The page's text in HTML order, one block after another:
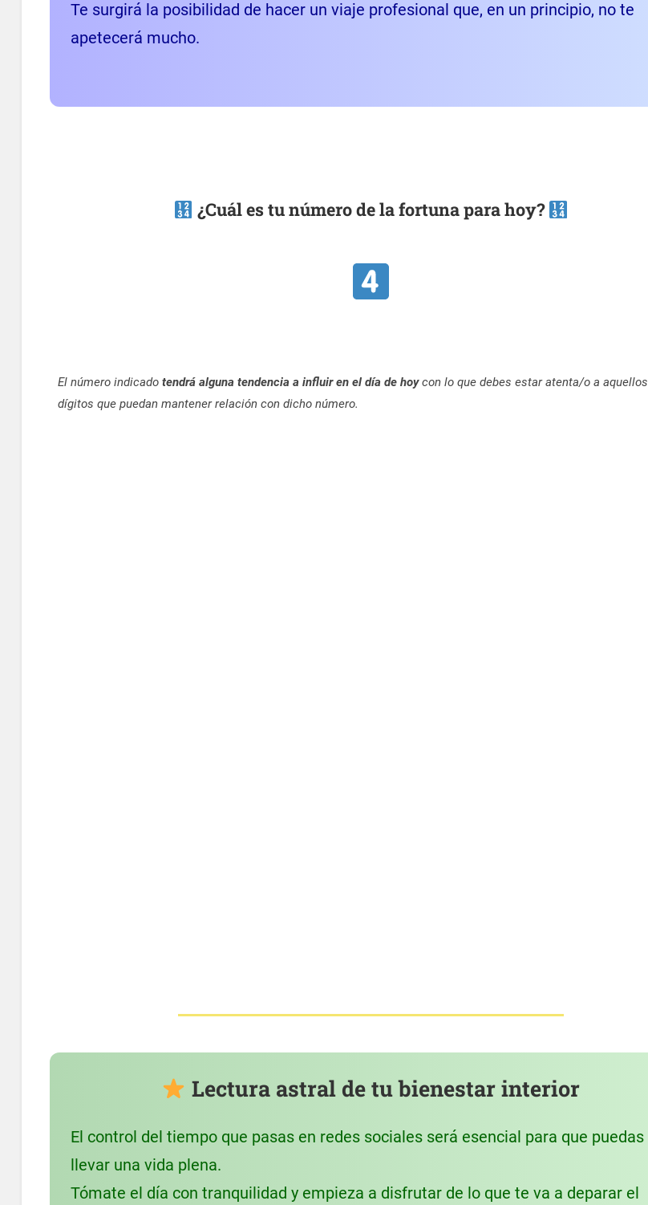
Te surgirá la posibilidad de hacer un viaje profesional que, en un principio, no te
apetecerá mucho.
¿Cuál es tu número de la fortuna para hoy?
El número indicado tendrá alguna tendencia a influir en el día de hoycon lo que debes estar atenta/o a aquellos
dígitos que puedan mantener relación con dicho número.
Lectura astral de tu bienestar interior
El control del tiempo que pasas en redes sociales será esencial para que puedas
llevar una vida plena.
Tómate el día con tranquilidad y empieza a disfrutar de lo que te va a deparar el